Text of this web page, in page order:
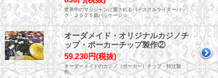
世界中のマジシャンに愛されるバイスクルライダーバッ
ク・２０２５新パッケージ☆
オーダメイド・オリジナルカジノチ
ップ・ポーカーチップ製作②
59,230円(税抜)
オーダーメイドのカジノ（ポーカー）チップ・特注製
作。